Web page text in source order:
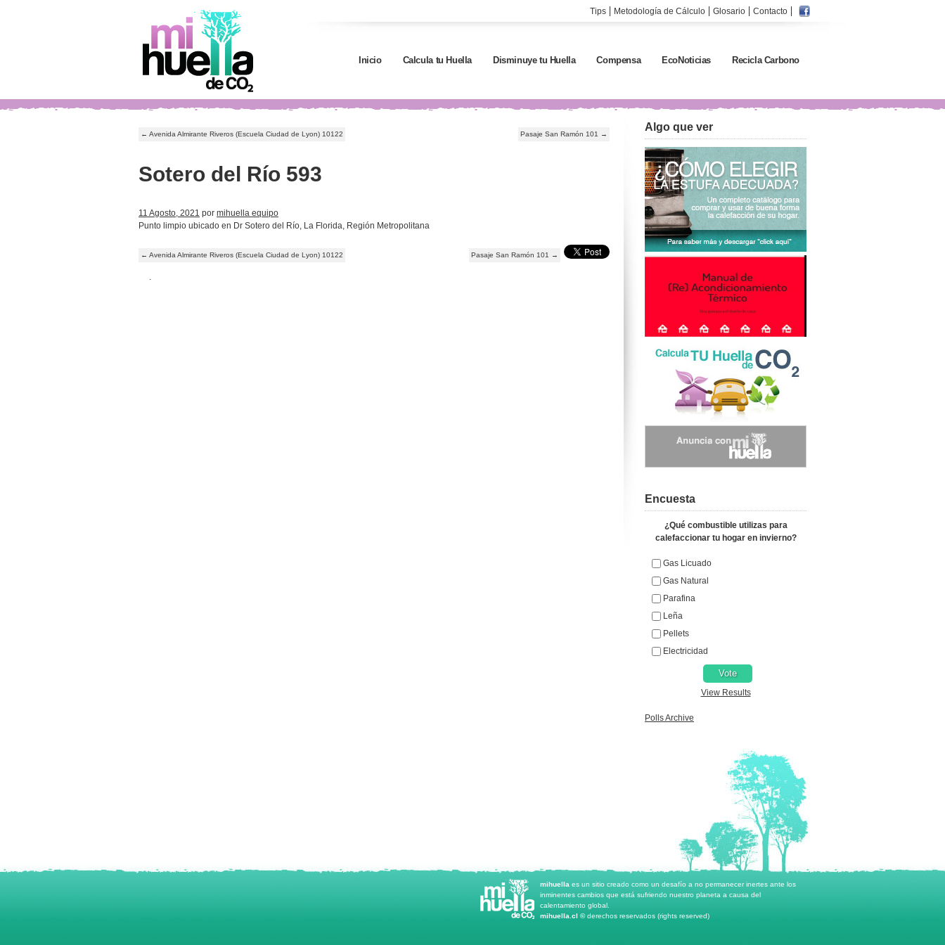
Tips Metodología de Cálculo Glosario Contacto
Inicio Calcula tu Huella Disminuye tu Huella Compensa EcoNoticias Recicla Carbono
← Avenida Almirante Riveros (Escuela Ciudad de Lyon) 10122 Pasaje San Ramón 101 →
Sotero del Río 593
11 Agosto, 2021 por mihuella equipo
Punto limpio ubicado en Dr Sotero del Río, La Florida, Región Metropolitana
← Avenida Almirante Riveros (Escuela Ciudad de Lyon) 10122 Pasaje San Ramón 101 →
.
Algo que ver
Encuesta
¿Qué combustible utilizas para
calefaccionar tu hogar en invierno?
Gas Licuado
Gas Natural
Parafina
Leña
Pellets
Electricidad
View Results
Polls Archive
mihuella es un sitio creado como un desafío a no permanecer inertes ante los
inminentes cambios que está sufriendo nuestro planeta a causa del
calentamiento global.
mihuella.cl ©derechos reservados (rights reserved)